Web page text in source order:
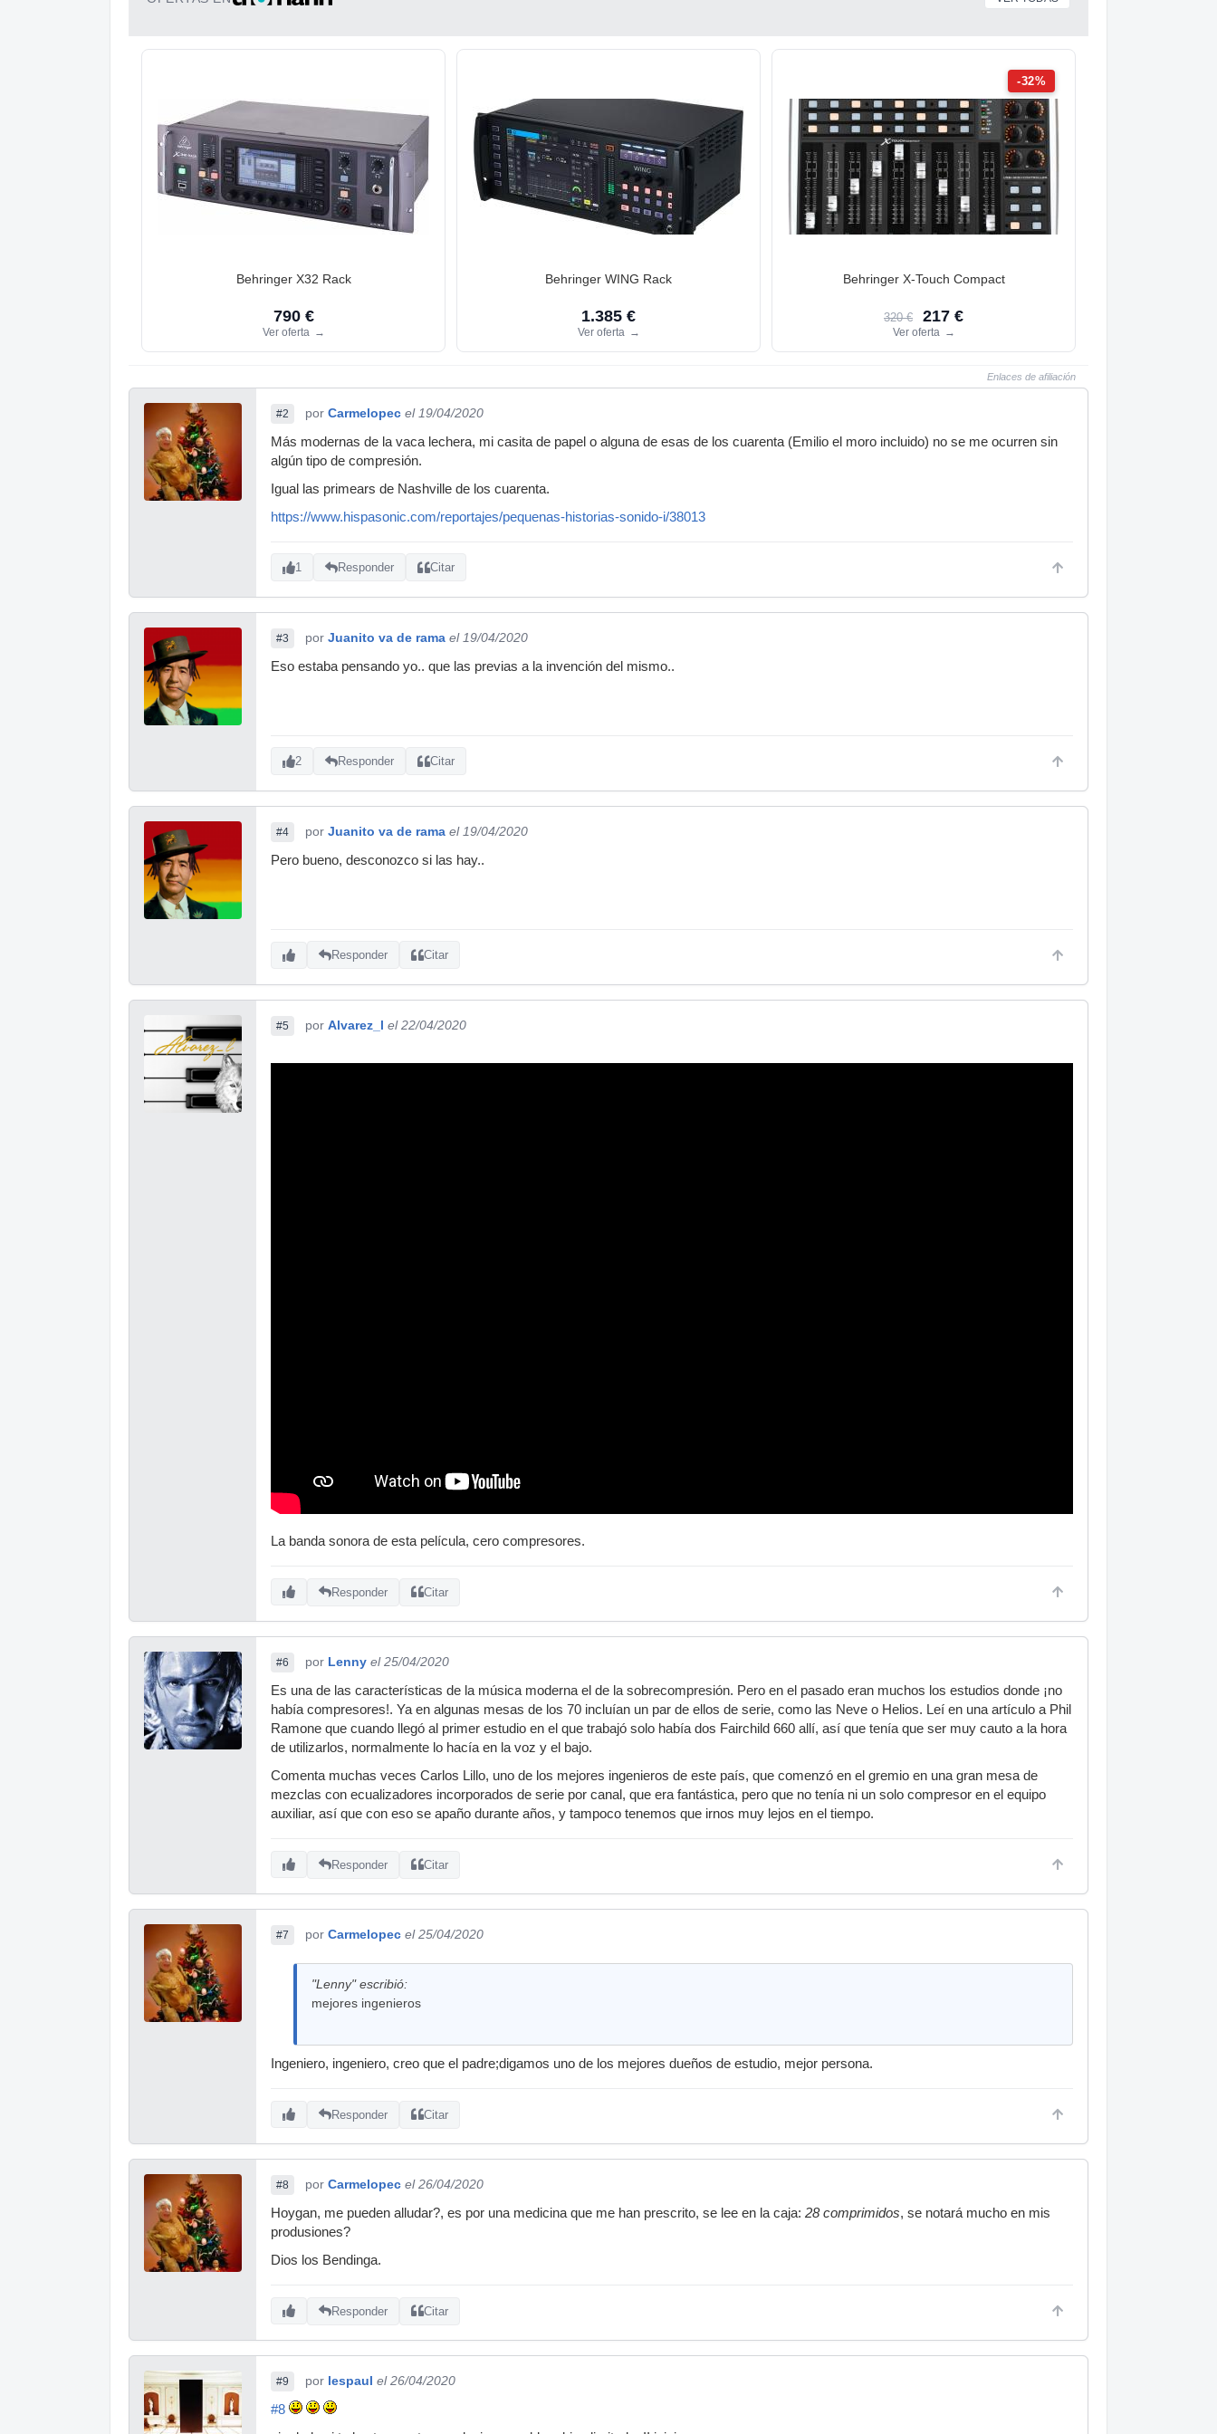
Behringer X32 Rack
790 €
Ver oferta →
Behringer WING Rack
1.385 €
Ver oferta →
-32%
Behringer X-Touch Compact
320 € 217 €
Ver oferta →
Enlaces de afiliación
#2 por Carmelopec el 19/04/2020
Más modernas de la vaca lechera, mi casita de papel o alguna de esas de los cuarenta (Emilio el moro incluido) no se me ocurren sin
algún tipo de compresión.
Igual las primears de Nashville de los cuarenta.
https://www.hispasonic.com/reportajes/pequenas-historias-sonido-i/38013
1 Responder Citar
#3 por Juanito va de rama el 19/04/2020
Eso estaba pensando yo.. que las previas a la invención del mismo..
2 Responder Citar
#4 por Juanito va de rama el 19/04/2020
Pero bueno, desconozco si las hay..
Responder Citar
#5 por Alvarez_l el 22/04/2020
La banda sonora de esta película, cero compresores.
Responder Citar
#6 por Lenny el 25/04/2020
Es una de las características de la música moderna el de la sobrecompresión. Pero en el pasado eran muchos los estudios donde ¡no
había compresores!. Ya en algunas mesas de los 70 incluían un par de ellos de serie, como las Neve o Helios. Leí en una artículo a Phil
Ramone que cuando llegó al primer estudio en el que trabajó solo había dos Fairchild 660 allí, así que tenía que ser muy cauto a la hora
de utilizarlos, normalmente lo hacía en la voz y el bajo.
Comenta muchas veces Carlos Lillo, uno de los mejores ingenieros de este país, que comenzó en el gremio en una gran mesa de
mezclas con ecualizadores incorporados de serie por canal, que era fantástica, pero que no tenía ni un solo compresor en el equipo
auxiliar, así que con eso se apaño durante años, y tampoco tenemos que irnos muy lejos en el tiempo.
Responder Citar
#7 por Carmelopec el 25/04/2020
"Lenny" escribió:
mejores ingenieros
Ingeniero, ingeniero, creo que el padre;digamos uno de los mejores dueños de estudio, mejor persona.
Responder Citar
#8 por Carmelopec el 26/04/2020
Hoygan, me pueden alludar?, es por una medicina que me han prescrito, se lee en la caja: 28 comprimidos, se notará mucho en mis
produsiones?
Dios los Bendinga.
Responder Citar
#9 por lespaul el 26/04/2020
#8